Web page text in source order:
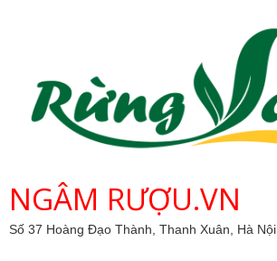
NGÂM RƯỢU.VN
Số 37 Hoàng Đạo Thành, Thanh Xuân, Hà Nội